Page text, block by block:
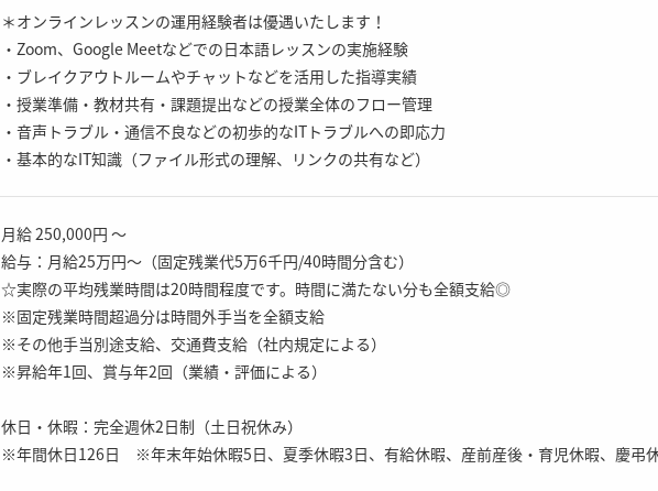
＊オンラインレッスンの運用経験者は優遇いたします！
・Zoom、Google Meetなどでの日本語レッスンの実施経験
・ブレイクアウトルームやチャットなどを活用した指導実績
・授業準備・教材共有・課題提出などの授業全体のフロー管理
・音声トラブル・通信不良などの初歩的なITトラブルへの即応力
・基本的なIT知識（ファイル形式の理解、リンクの共有など）
月給 250,000円 ～
給与：月給25万円～（固定残業代5万6千円/40時間分含む）
☆実際の平均残業時間は20時間程度です。時間に満たない分も全額支給◎
※固定残業時間超過分は時間外手当を全額支給
※その他手当別途支給、交通費支給（社内規定による）
※昇給年1回、賞与年2回（業績・評価による）
休日・休暇：完全週休2日制（土日祝休み）
※年間休日126日 ※年末年始休暇5日、夏季休暇3日、有給休暇、産前産後・育児休暇、慶弔